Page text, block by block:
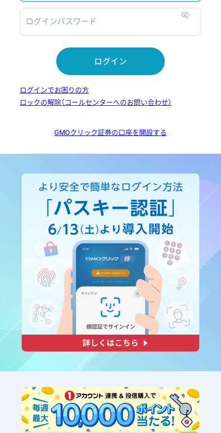
ログインパスワード
ログイン
ログインでお困りの方
ロックの解除（コールセンターへのお問い合わせ）
GMOクリック証券の口座を開設する